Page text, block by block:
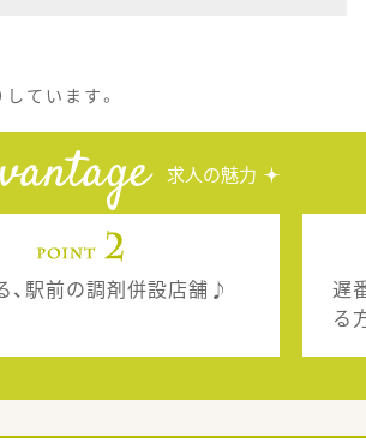
ています。
求人の魅力
、駅前の調剤併設店舗♪
遅
る